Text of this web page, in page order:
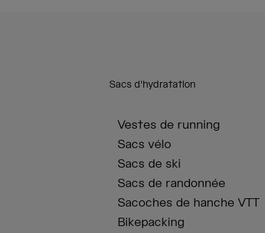
Sacs d'hydratation
Vestes de running
Sacs vélo
Sacs de ski
Sacs de randonnée
Sacoches de hanche VTT
Bikepacking